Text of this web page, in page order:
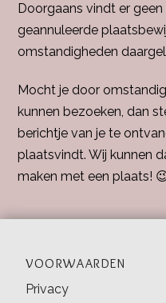
Doorgaans vindt er
geannuleerde
omstandigheden
Mocht je door
kunnen bezoeken, dan
berichtje van je te
plaatsvindt. Wij kunnen
maken met een plaats!
VOORWAARDEN
Privacy